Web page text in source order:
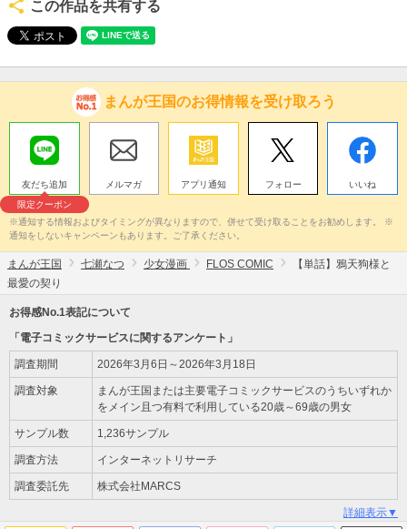
この作品を共有する
まんが王国のお得情報を受け取ろう
友だち追加
限定クーポン
メルマガ アプリ通知 フォロー いいね
※通知する情報およびタイミングが異なりますので、併せて受け取ることをお勧めします。 ※
通知をしないキャンペーンもあります。ご了承ください。
まんが王国 七瀬なつ 少女漫画 FLOS COMIC
【単話】鴉天狗様と
最愛の契り
お得感No.1表記について
「電子コミックサービスに関するアンケート」
調査期間 2026年3月6日～2026年3月18日
調査対象
まんが王国または主要電子コミックサービスのうちいずれか
をメイン且つ有料で利用している20歳～69歳の男女
サンプル数 1,236サンプル
調査方法 インターネットリサーチ
調査委託先 株式会社MARCS
詳細表示▼